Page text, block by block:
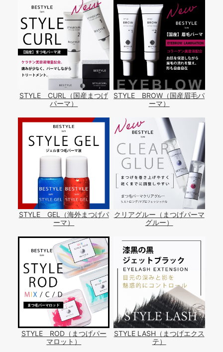
STYLE CURL（国産まつげ
パーマ）
STYLE BROW（国産眉毛パ
ーマ）
STYLE GEL（海外まつげパ
ーマ）
クリアグルー（まつげパーマ
グルー）
STYLE ROD（まつげパー
マロット）
STYLE LASH（まつげエクス
テ）